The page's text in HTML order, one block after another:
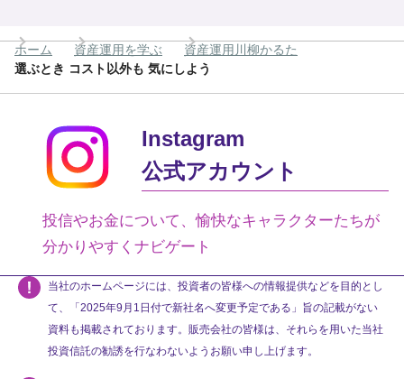
ホーム 資産運用を学ぶ
資産運用川柳かるた
選ぶとき コスト以外も 気にしよう
Instagram
公式アカウント
投信やお金について、愉快なキャラクターたちが
分かりやすくナビゲート
当社のホームページには、投資者の皆様への情報提供などを目的とし
て、「2025年9月1日付で新社名へ変更予定である」旨の記載がない
資料も掲載されております。販売会社の皆様は、それらを用いた当社
投資信託の勧誘を行なわないようお願い申し上げます。